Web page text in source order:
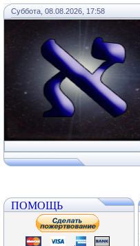
Суббота, 08.08.2026, 17:58
ПОМОЩЬ